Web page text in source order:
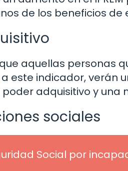
de los beneficios de
aquellas personas
este indicador, verán
adquisitivo y una
sociales
Social por